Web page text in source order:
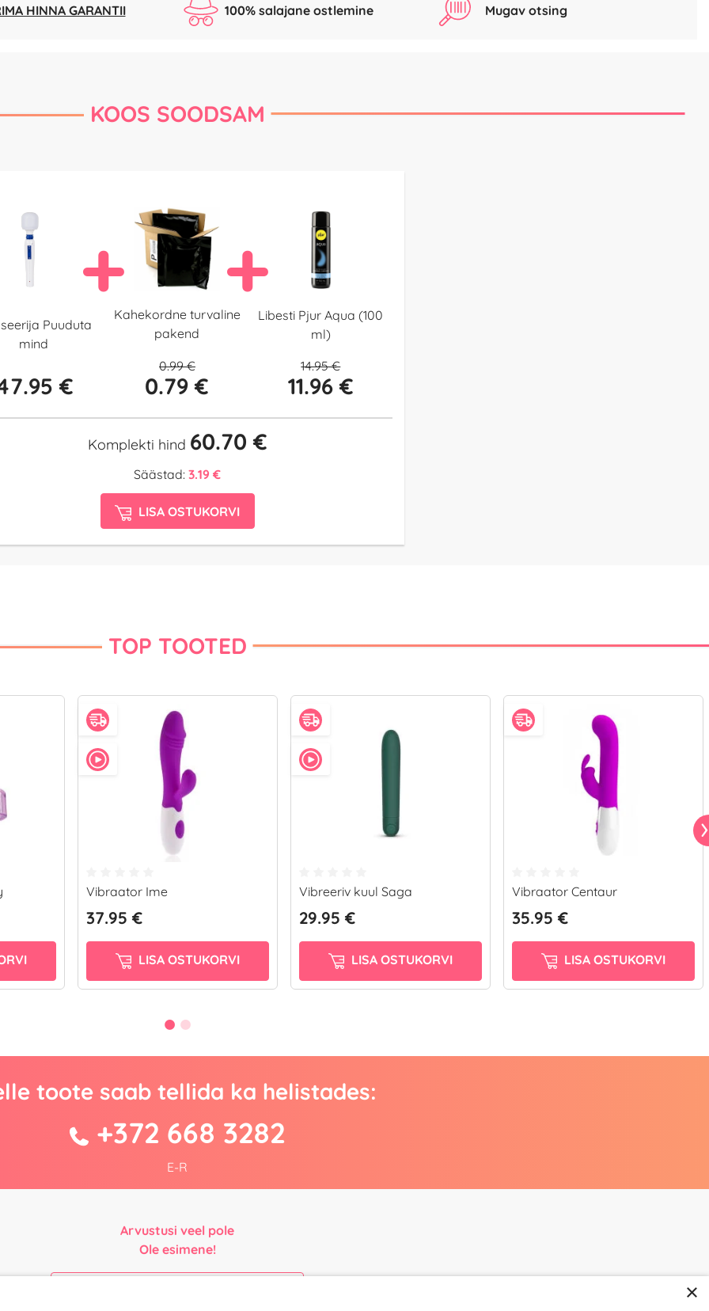
HINNA GARANTII 100% salajane ostlemine Mugav otsing
KOOS SOODSAM
Puuduta
mind
€
Kahekordne turvaline
pakend
0.99 €
0.79 €
Libesti Pjur Aqua (100
ml)
14.95 €
11.96 €
Komplekti hind 60.70 €
Säästad: 3.19 €
LISA OSTUKORVI
TOP TOOTED
Vibraator Ime
37.95 €
LISA OSTUKORVI
Vibreeriv kuul Saga
29.95 €
LISA OSTUKORVI
Vibraator Centaur
35.95 €
LISA OSTUKORVI
toote saab tellida ka helistades:
+372 668 3282
E-R
Arvustusi veel pole
Ole esimene!
×